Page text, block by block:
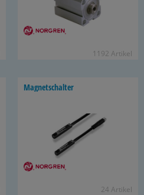
1192 Ar­ti­kel
Ma­gnet­schal­ter
24 Ar­ti­kel